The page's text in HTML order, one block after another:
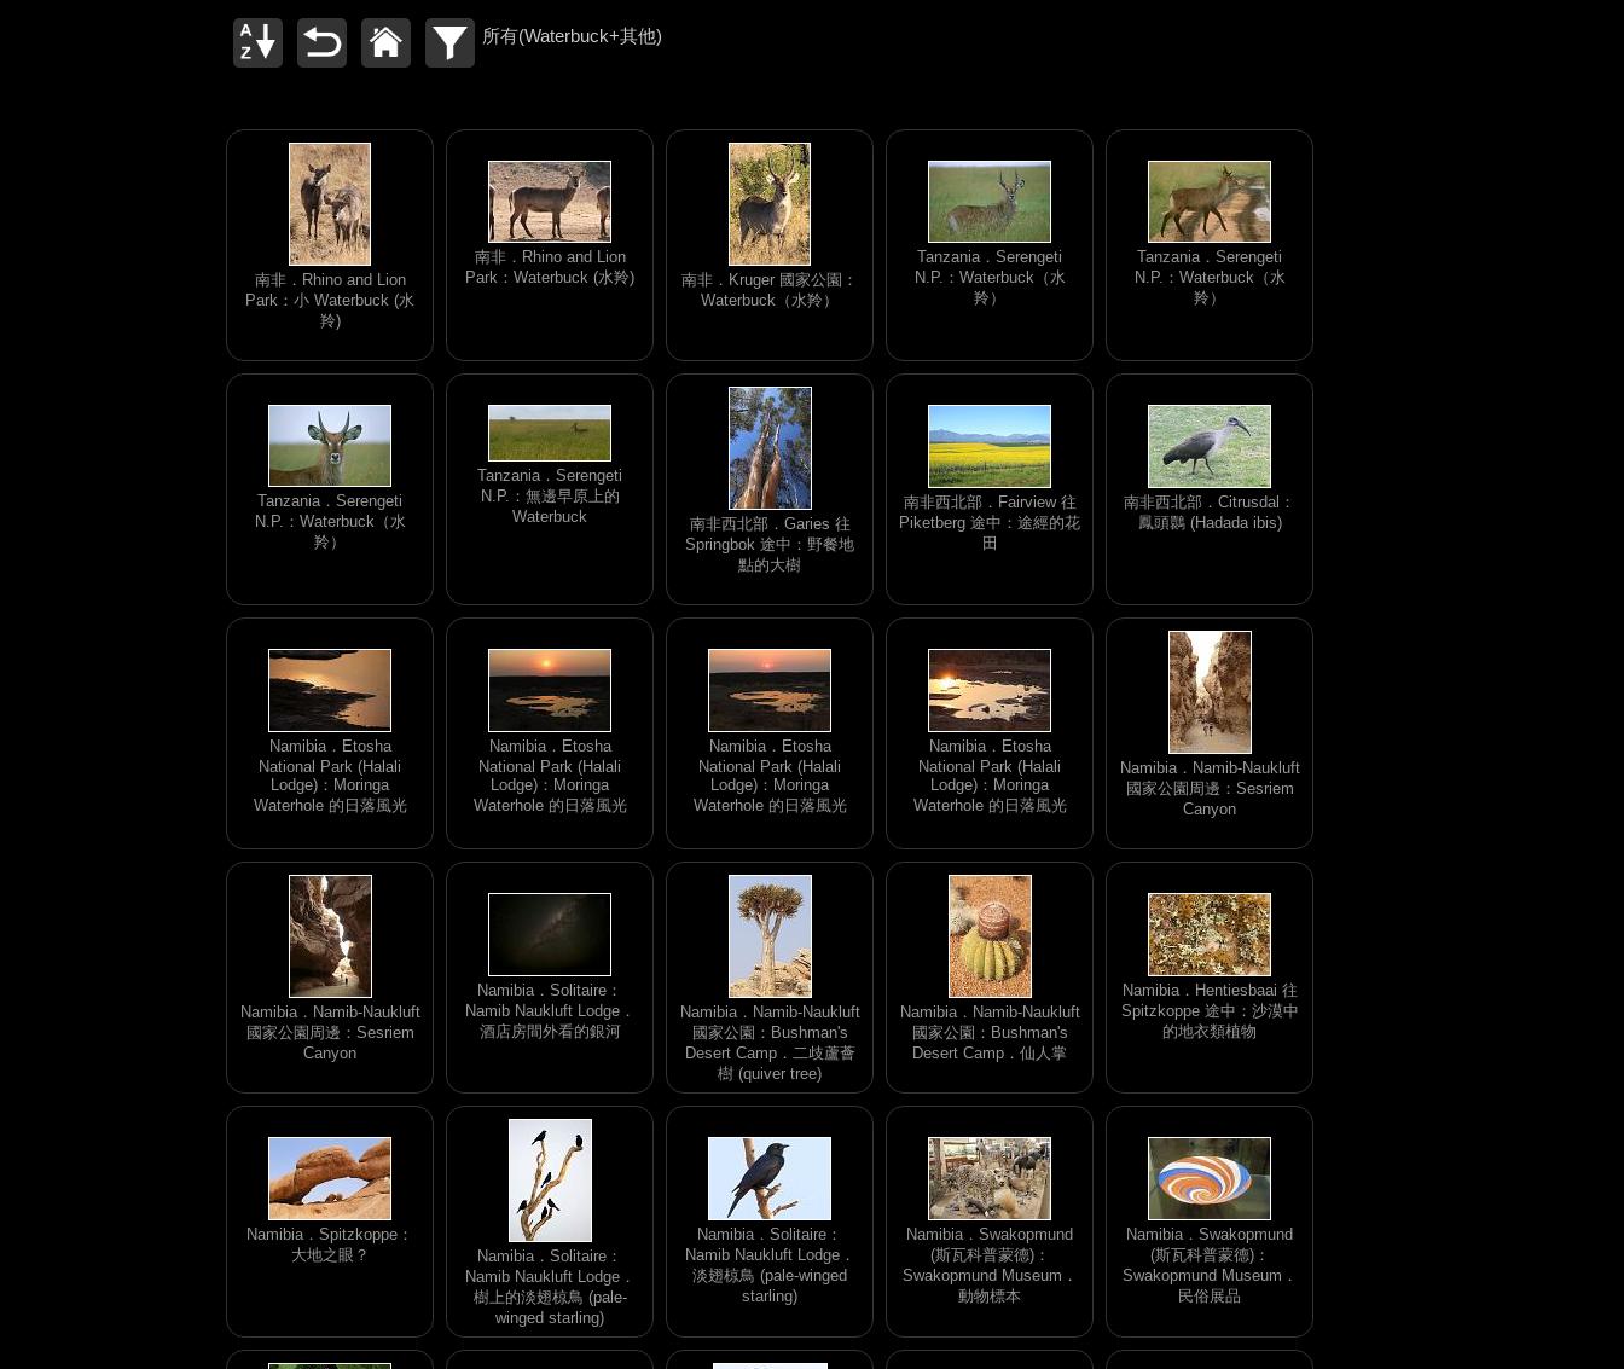
所有(Waterbuck+其他)
南非．Rhino and Lion
Park：小 Waterbuck (水
羚)
南非．Rhino and Lion
Park：Waterbuck (水羚)
南非．Kruger 國家公園：
Waterbuck（水羚）
Tanzania．Serengeti
N.P.：Waterbuck（水
羚）
Tanzania．Serengeti
N.P.：Waterbuck（水
羚）
Tanzania．Serengeti
N.P.：Waterbuck（水
羚）
Tanzania．Serengeti
N.P.：無邊早原上的
Waterbuck
南非西北部．Garies 往
Springbok 途中：野餐地
點的大樹
南非西北部．Fairview 往
Piketberg 途中：途經的花
田
南非西北部．Citrusdal：
鳳頭䴉 (Hadada ibis)
Namibia．Etosha
National Park (Halali
Lodge)：Moringa
Waterhole 的日落風光
Namibia．Etosha
National Park (Halali
Lodge)：Moringa
Waterhole 的日落風光
Namibia．Etosha
National Park (Halali
Lodge)：Moringa
Waterhole 的日落風光
Namibia．Etosha
National Park (Halali
Lodge)：Moringa
Waterhole 的日落風光
Namibia．Namib-Naukluft
國家公園周邊：Sesriem
Canyon
Namibia．Namib-Naukluft
國家公園周邊：Sesriem
Canyon
Namibia．Solitaire：
Namib Naukluft Lodge．
酒店房間外看的銀河
Namibia．Namib-Naukluft
國家公園：Bushman's
Desert Camp．二歧蘆薈
樹 (quiver tree)
Namibia．Namib-Naukluft
國家公園：Bushman's
Desert Camp．仙人掌
Namibia．Hentiesbaai 往
Spitzkoppe 途中：沙漠中
的地衣類植物
Namibia．Spitzkoppe：
大地之眼？
Namibia．Solitaire：
Namib Naukluft Lodge．
樹上的淡翅椋鳥 (pale-
winged starling)
Namibia．Solitaire：
Namib Naukluft Lodge．
淡翅椋鳥 (pale-winged
starling)
Namibia．Swakopmund
(斯瓦科普蒙德)：
Swakopmund Museum．
動物標本
Namibia．Swakopmund
(斯瓦科普蒙德)：
Swakopmund Museum．
民俗展品